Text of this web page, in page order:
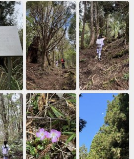
勢陡峭路根遍布，二千公尺以上的
喘息再喘息。經過伐木區後，霧氣
，走到茫茫然時，三角點突現，真
最後一顆，車程比腳程還遙遙的小